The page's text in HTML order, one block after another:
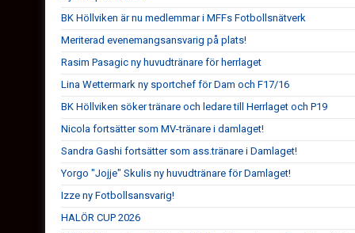
BK Höllviken är nu medlemmar i MFFs Fotbollsnätverk
Meriterad evenemangsansvarig på plats!
Rasim Pasagic ny huvudtränare för herrlaget
Lina Wettermark ny sportchef för Dam och F17/16
BK Höllviken söker tränare och ledare till Herrlaget och P19
Nicola fortsätter som MV-tränare i damlaget!
Sandra Gashi fortsätter som ass.tränare i Damlaget!
Yorgo "Jojje" Skulis ny huvudtränare för Damlaget!
Izze ny Fotbollsansvarig!
HALÖR CUP 2026